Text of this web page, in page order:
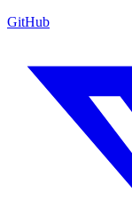
GitHub